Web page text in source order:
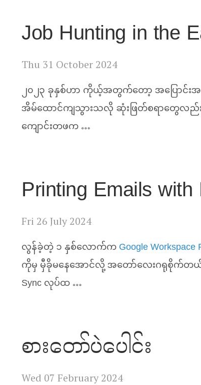
Job Hunting in the
Thu 31 October 2024
၂၀၂၃ ခုနှစ်ဟာ ကိုယ့်အတွက်တော့ အပြောင်း
အိမ်ထောင်ကျသွားသလို ဆုံးဖြတ်စရာတွေလည်း
ကျောင်းတဖက …
Printing Emails
Fri 26 July 2024
လွန်ခဲ့တဲ့ ၁ နှစ်လောက်ကGoogle Workspace
ကိုမှ မှီခိုမနေအောင်လို့ အတော်လေးဂရုစိုက်တယ်
Sync လုပ်ထ …
စားတော်ပဲပေါင်း
Wed 07 February 2024